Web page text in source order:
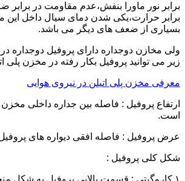
برابر نور ماورا بنفش،عدم مقاومت در
برابر حرارت،یکی شدن دمای سیال داخل
بسیاری از ضعف های دیگر می باشد.
زیر می توانید پروفیل بکار رفته در مخزن پلی
معرفی مخزن پلی اتیلن در نیروی هوایی
است.
عرض پروفیل : فاصله افقی دیواره های پروفیل می باشد که معمولا
شکل کلی پروفیل :
۱.کاروگیتی : قسمت بالایی پروفیل به شکل منحنی طراحی شده است.